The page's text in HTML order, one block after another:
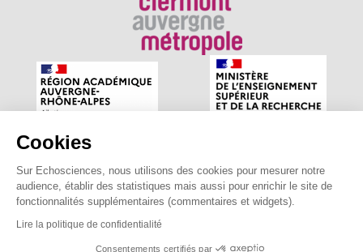
Cookies
Sur Echosciences, nous utilisons des cookies pour mesurer notre
audience, établir des statistiques mais aussi pour enrichir le site de
fonctionnalités supplémentaires (commentaires et widgets).
Lire la politique de confidentialité
Consentements certifiés par
Echosciences Auvergne est le réseau social des amateurs
de sciences et de technologies du territoire. Propulsé par
astu'sciences.